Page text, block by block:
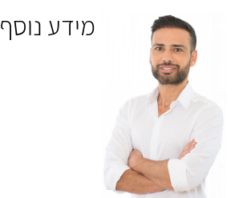
מידע נוסף